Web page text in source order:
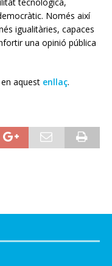
tecnològica,
Només així
igualitàries, capaces
una opinió pública
aquest enllaç.